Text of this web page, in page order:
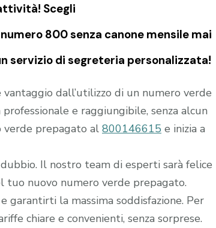
Scegli
800 senza canone mensile mai
servizio di segreteria personalizzata!
dall’utilizzo di un numero verde
e raggiungibile, senza alcun
prepagato al 800146615 e inizia a
Il nostro team di esperti sarà felice
tuo nuovo numero verde prepagato.
la massima soddisfazione. Per
chiare e convenienti, senza sorprese.